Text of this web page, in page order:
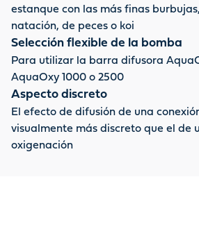
AquaOxy 1000 o a un AquaOxy
estanque con las más finas
natación, de peces o koi
Selección flexible de la bomba
Para utilizar la barra difusora
AquaOxy 1000 o 2500
Aspecto discreto
El efecto de difusión de una
visualmente más discreto que el de
oxigenación